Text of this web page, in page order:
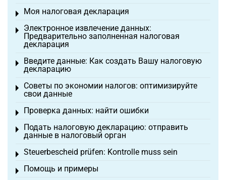
Моя налоговая декларация
Toggle menu
Электронное извлечение данных:
Предварительно заполненная налоговая
декларация
Toggle menu
Введите данные: Как создать Вашу налоговую
декларацию
Toggle menu
Советы по экономии налогов: оптимизируйте
свои данные
Toggle menu
Проверка данных: найти ошибки
Toggle menu
Подать налоговую декларацию: отправить
данные в налоговый орган
Toggle menu
Steuerbescheid prüfen: Kontrolle muss sein
Toggle menu
Помощь и примеры
Toggle menu